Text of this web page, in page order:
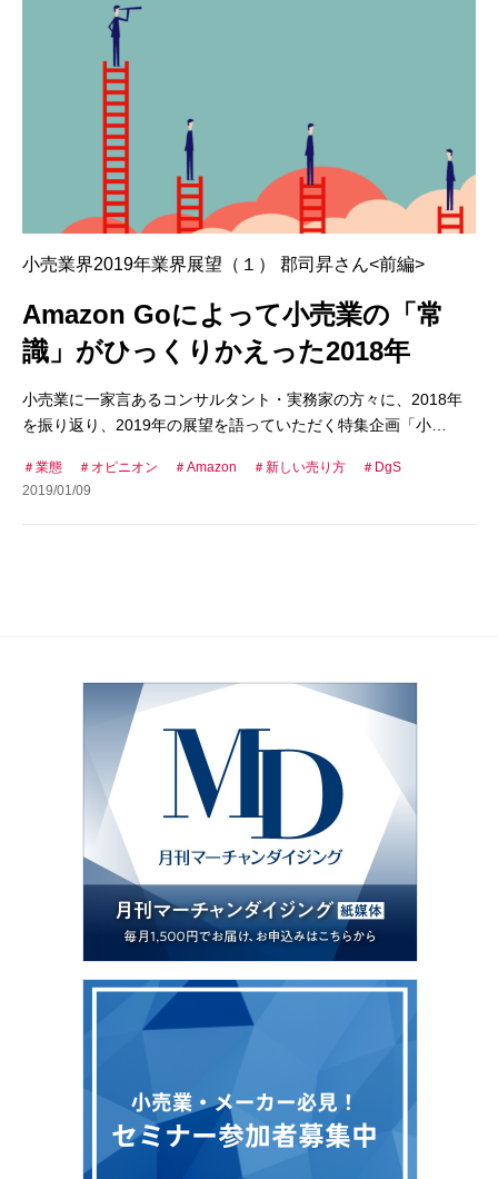
小売業界2019年業界展望（１） 郡司昇さん<前編>
Amazon Goによって小売業の「常
識」がひっくりかえった2018年
小売業に一家言あるコンサルタント・実務家の方々に、2018年
を振り返り、2019年の展望を語っていただく特集企画「小…
業態 オピニオン Amazon 新しい売り方
DgS
2019/01/09